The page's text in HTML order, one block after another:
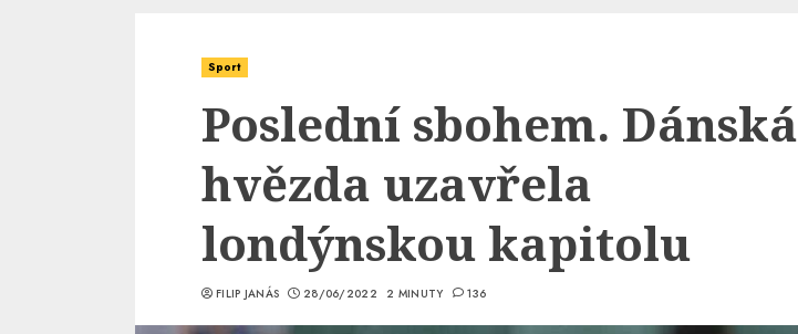
Sport
Poslední sbohem. Dánská
hvězda uzavřela
londýnskou kapitolu
FILIP JANÁS 28/06/2022 2 MINUTY 136